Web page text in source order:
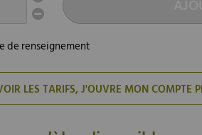
de renseignement
LES TARIFS, J'OUVRE MON COMPTE